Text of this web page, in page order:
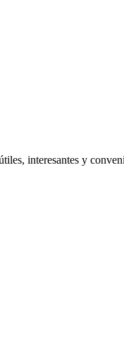
interesantes y